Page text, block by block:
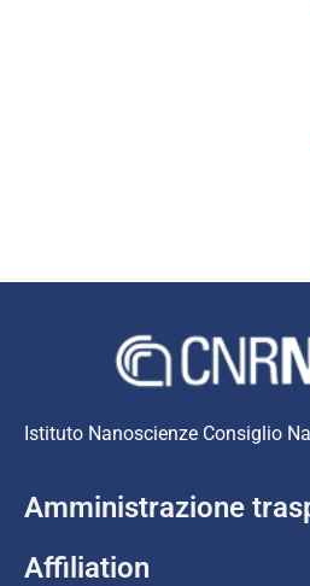
Istituto Nanoscienze Consiglio
Amministrazione
Affiliation